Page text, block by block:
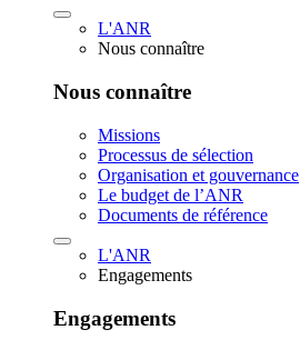
L'ANR
Nous connaître
Nous connaître
Missions
Processus de sélection
Organisation et gouvernance
Le budget de l’ANR
Documents de référence
L'ANR
Engagements
Engagements